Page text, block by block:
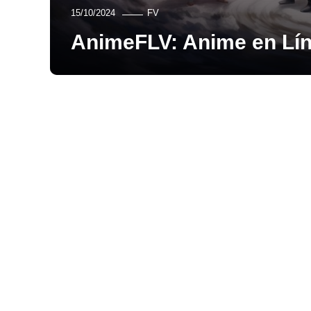
15/10/2024 FV
AnimeFLV: Anime en